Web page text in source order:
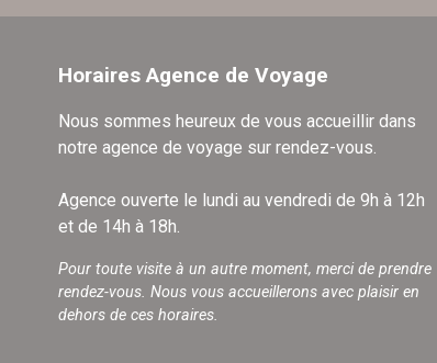
Horaires Agence de Voyage
Nous sommes heureux de vous accueillir dans
notre agence de voyage sur rendez-vous.
Agence ouverte le lundi au vendredi de 9h à 12h
et de 14h à 18h.
Pour toute visite à un autre moment, merci de prendre
rendez-vous. Nous vous accueillerons avec plaisir en
dehors de ces horaires.